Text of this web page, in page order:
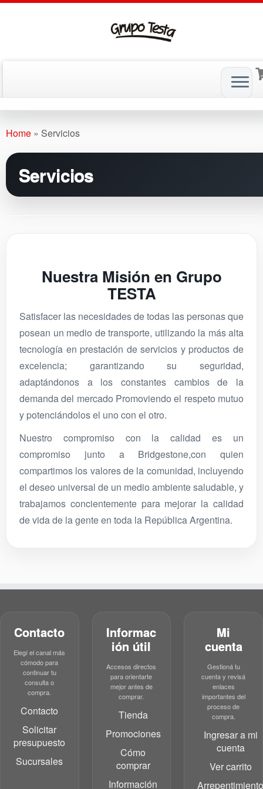
toHome » Servicios
Servicios
Nuestra Misión en Grupo
TESTA
Satisfacer las necesidades de todas las personas que
posean un medio de transporte, utilizando la más alta
tecnología en prestación de servicios y productos de
excelencia; garantizando su seguridad,
adaptándonos a los constantes cambios de la
demanda del mercado Promoviendo el respeto mutuo
y potenciándolos el uno con el otro.
Nuestro compromiso con la calidad es un
compromiso junto a Bridgestone,con quien
compartimos los valores de la comunidad, incluyendo
el deseo universal de un medio ambiente saludable, y
trabajamos concientemente para mejorar la calidad
de vida de la gente en toda la República Argentina.
Contacto
Elegí el canal más
cómodo para
continuar tu
consulta o
compra.
Contacto
Solicitar
presupuesto
Sucursales
Informac
ión útil
Accesos directos
para orientarte
mejor antes de
comprar.
Tienda
Promociones
Cómo
comprar
Información
Mi
cuenta
Gestioná tu
cuenta y revisá
enlaces
importantes del
proceso de
compra.
Ingresar a mi
cuenta
Ver carrito